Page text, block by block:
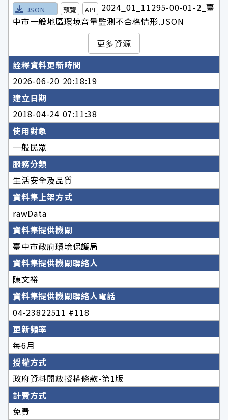
JSON 預覽 API
2024_01_11295-00-01-2_臺
中市一般地區環境音量監測不合格情形.JSON
更多資源
詮釋資料更新時間
2026-06-20 20:18:19
建立日期
2018-04-24 07:11:38
使用對象
一般民眾
服務分類
生活安全及品質
資料集上架方式
rawData
資料集提供機關
臺中市政府環境保護局
資料集提供機關聯絡人
陳文裕
資料集提供機關聯絡人電話
04-23822511 #118
更新頻率
每6月
授權方式
政府資料開放授權條款-第1版
計費方式
免費